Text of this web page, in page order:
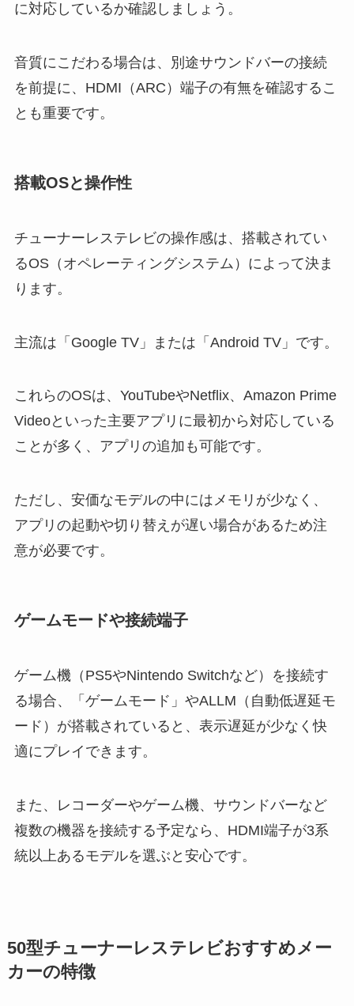
に対応しているか確認しましょう。
音質にこだわる場合は、別途サウンドバーの接続
を前提に、HDMI（ARC）端子の有無を確認するこ
とも重要です。
搭載OSと操作性
チューナーレステレビの操作感は、搭載されてい
るOS（オペレーティングシステム）によって決ま
ります。
主流は「Google TV」または「Android TV」です。
これらのOSは、YouTubeやNetflix、Amazon Prime
Videoといった主要アプリに最初から対応している
ことが多く、アプリの追加も可能です。
ただし、安価なモデルの中にはメモリが少なく、
アプリの起動や切り替えが遅い場合があるため注
意が必要です。
ゲームモードや接続端子
ゲーム機（PS5やNintendo Switchなど）を接続す
る場合、「ゲームモード」やALLM（自動低遅延モ
ード）が搭載されていると、表示遅延が少なく快
適にプレイできます。
また、レコーダーやゲーム機、サウンドバーなど
複数の機器を接続する予定なら、HDMI端子が3系
統以上あるモデルを選ぶと安心です。
50型チューナーレステレビおすすめメー
カーの特徴